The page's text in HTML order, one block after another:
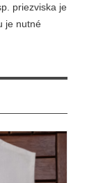
priezviska je
je nutné